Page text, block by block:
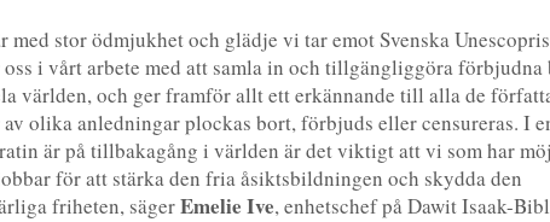
med stor ödmjukhet och glädje vi tar emot Svenska
oss i vårt arbete med att samla in och tillgängliggöra förbjudna
världen, och ger framför allt ett erkännande till alla de
olika anledningar plockas bort, förbjuds eller censureras. I
är på tillbakagång i världen är det viktigt att vi som har
för att stärka den fria åsiktsbildningen och skydda den
friheten, sägerEmelie Ive, enhetschef på Dawit Isaak-